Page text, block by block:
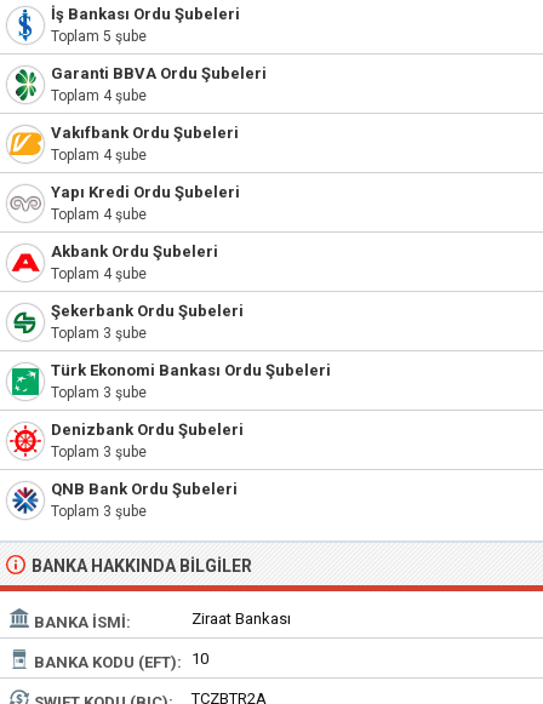
İş Bankası Ordu Şubeleri
Toplam 5 şube
Garanti BBVA Ordu Şubeleri
Toplam 4 şube
Vakıfbank Ordu Şubeleri
Toplam 4 şube
Yapı Kredi Ordu Şubeleri
Toplam 4 şube
Akbank Ordu Şubeleri
Toplam 4 şube
Şekerbank Ordu Şubeleri
Toplam 3 şube
Türk Ekonomi Bankası Ordu Şubeleri
Toplam 3 şube
Denizbank Ordu Şubeleri
Toplam 3 şube
QNB Bank Ordu Şubeleri
Toplam 3 şube
BANKA HAKKINDA BILGILER
BANKA İSMI: Ziraat Bankası
BANKA KODU (EFT): 10
TCZBTR2A